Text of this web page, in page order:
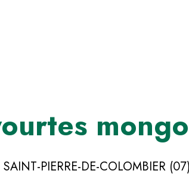
SAINT-PIERRE-DE-COLOMBIER (07)